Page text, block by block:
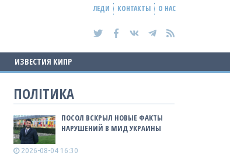
ЛЕДИ КОНТАКТЫ О НАС
ИЗВЕСТИЯ КИПР
ПОЛІТИКА
ПОСОЛ ВСКРЫЛ НОВЫЕ ФАКТЫ
НАРУШЕНИЙ В МИД УКРАИНЫ
2026-08-04 16:30